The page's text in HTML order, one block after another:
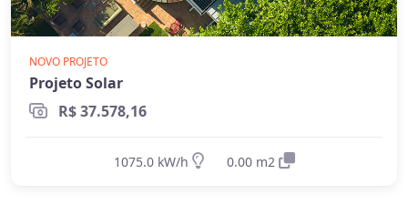
NOVO PROJETO
Projeto Solar
R$ 37.578,16
1075.0 kW/h 0.00 m2